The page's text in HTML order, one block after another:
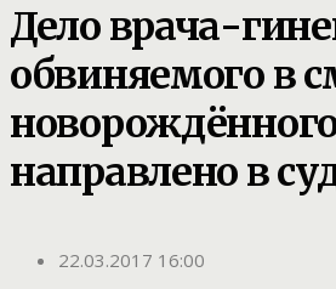
Дело врача-
обвиняемого в
направлено в
22.03.2017 16:00